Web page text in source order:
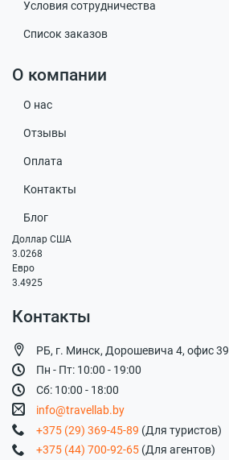
Условия сотрудничества
Список заказов
О компании
О нас
Отзывы
Оплата
Контакты
Блог
Доллар США
3.0268
Евро
3.4925
Контакты
РБ, г. Минск, Дорошевича 4, офис 39
Пн - Пт: 10:00 - 19:00
Сб: 10:00 - 18:00
info@travellab.by
+375 (29) 369-45-89 (Для туристов)
+375 (44) 700-92-65 (Для агентов)